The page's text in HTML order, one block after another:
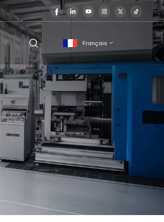
Français
English
français